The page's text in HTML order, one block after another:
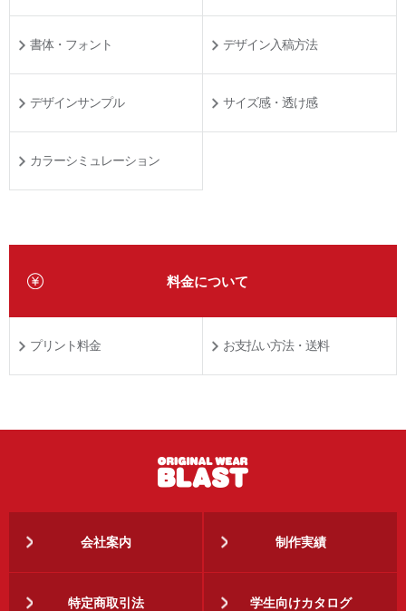
書体・フォント デザイン入稿方法
デザインサンプル サイズ感・透け感
カラーシミュレーション
料金について
プリント料金 お支払い方法・送料
会社案内 制作実績
特定商取引法 学生向けカタログ